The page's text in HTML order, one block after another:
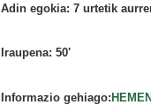
Adin egokia: 7 urtetik
Iraupena: 50'
Informazio gehiago: HEMEN